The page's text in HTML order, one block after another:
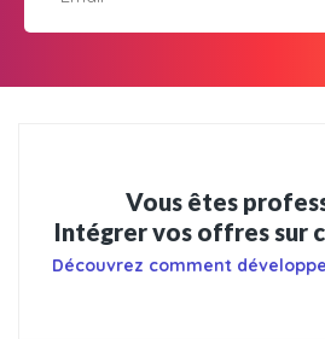
Vous êtes
Intégrer vos offres sur
Découvrez comment